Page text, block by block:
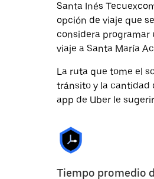
Santa Inés
opción de viaje que
considera programar
viaje a Santa María
La ruta que tome el
tránsito y la cantidad
app de Uber le
Tiempo promedio